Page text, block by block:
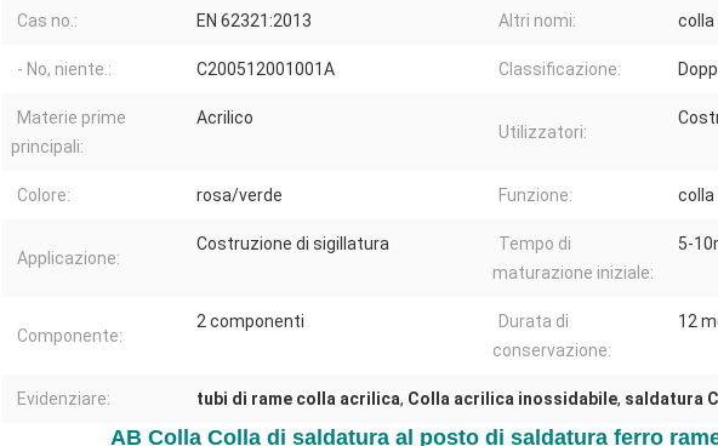
Cas no.: EN 62321:2013 Altri nomi: colla
- No, niente.: C200512001001A Classificazione:
Materie prime
principali:
Acrilico
Utilizzatori:
Colore: rosa/verde Funzione: colla
Applicazione:
Costruzione di sigillatura
Tempo di
maturazione iniziale:
5-
Componente:
2 componenti
Durata di
conservazione:
12
Evidenziare: tubi di rame colla acrilica, Colla acrilica inossidabile, saldatura
AB Colla Colla di saldatura al posto di saldatura ferro